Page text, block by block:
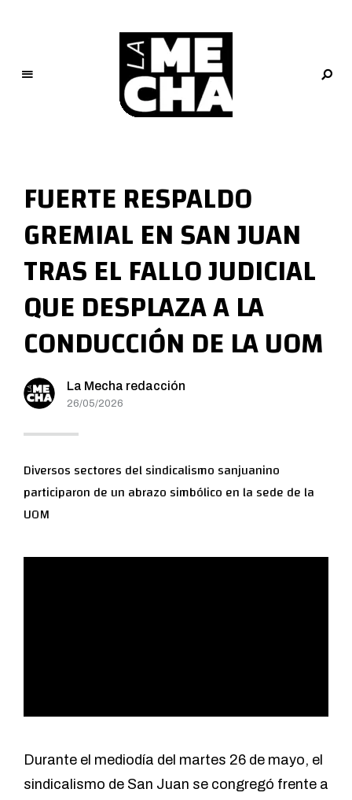
M
e
c
h
a
PERIODISMO DIGITAL
FUERTE RESPALDO
GREMIAL EN SAN JUAN
TRAS EL FALLO JUDICIAL
QUE DESPLAZA A LA
CONDUCCIÓN DE LA UOM
La Mecha redacción
26/05/2026
Diversos sectores del sindicalismo sanjuanino
participaron de un abrazo simbólico en la sede de la
UOM
Durante el mediodía del martes 26 de mayo, el
sindicalismo de San Juan se congregó frente a